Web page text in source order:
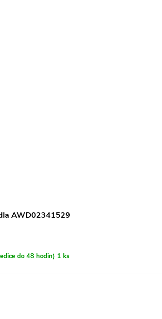
AWD02341529
do 48 hodin) 1 ks